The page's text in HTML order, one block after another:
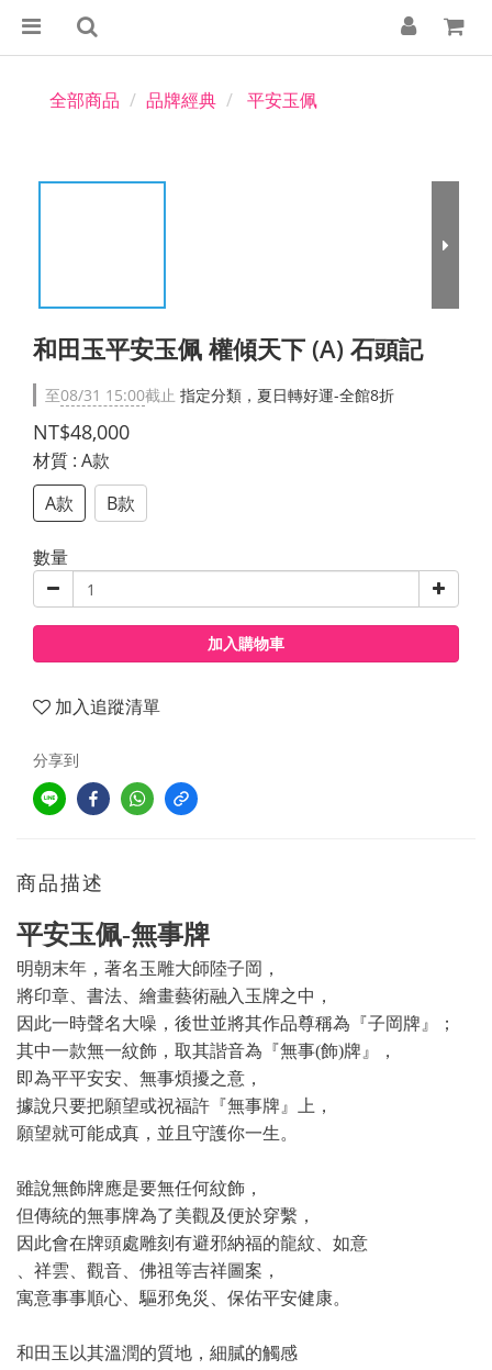
全部商品 品牌經典 平安玉佩
和田玉平安玉佩 權傾天下 (A) 石頭記
至08/31 15:00截止 指定分類，夏日轉好運-全館8折
NT$48,000
材質 : A款
A款
B款
數量
加入購物車
加入追蹤清單
分享到
商品描述
平安玉佩-無事牌
明朝末年，著名玉雕大師陸子岡，
將印章、書法、繪畫藝術融入玉牌之中，
因此一時聲名大噪，後世並將其作品尊稱為『子岡牌』；
其中一款無一紋飾，取其諧音為『無事(飾)牌』，
即為平平安安、無事煩擾之意，
據說只要把願望或祝福許『無事牌』上，
願望就可能成真，並且守護你一生。
雖說無飾牌應是要無任何紋飾，
但傳統的無事牌為了美觀及便於穿繫，
因此會在牌頭處雕刻有避邪納福的龍紋、如意
、祥雲、觀音、佛祖等吉祥圖案，
寓意事事順心、驅邪免災、保佑平安健康。
和田玉以其溫潤的質地，細膩的觸感